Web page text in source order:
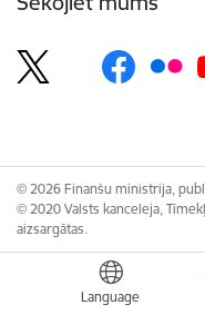
Language
© 2026 Finanšu ministrija,
© 2020 Valsts kanceleja,
aizsargātas.